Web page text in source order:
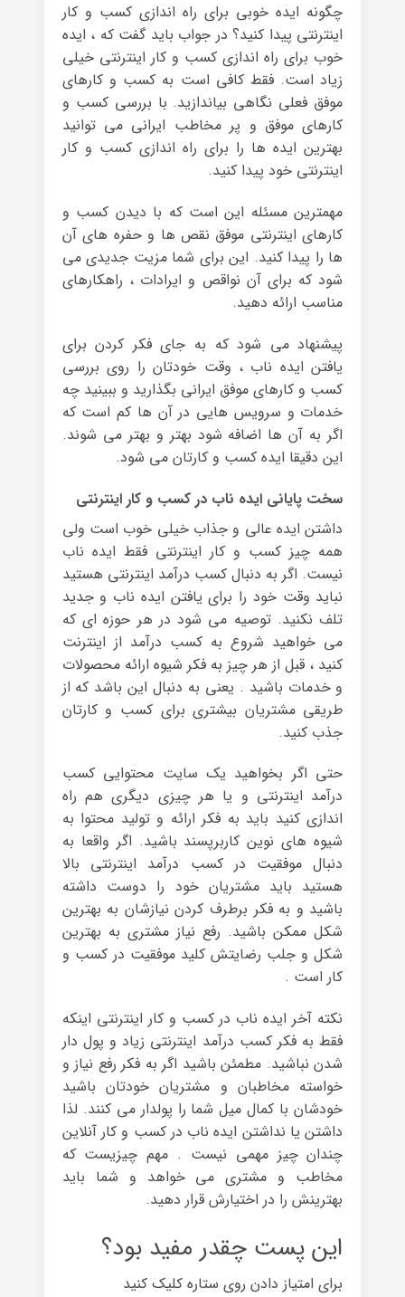
چگونه ایده خوبی برای راه اندازی کسب و کار
اینترنتی پیدا کنید؟ در جواب باید گفت که ، ایده
خوب برای راه اندازی کسب و کار اینترنتی خیلی
زیاد است. فقط کافی است به کسب و کارهای
موفق فعلی نگاهی بیاندازید. با بررسی کسب و
کارهای موفق و پر مخاطب ایرانی می توانید
بهترین ایده ها را برای راه اندازی کسب و کار
اینترنتی خود پیدا کنید.
مهمترین مسئله این است که با دیدن کسب و
کارهای اینترنتی موفق نقص ها و حفره های آن
ها را پیدا کنید. این برای شما مزیت جدیدی می
شود که برای آن نواقص و ایرادات ، راهکارهای
مناسب ارائه دهید.
پیشنهاد می شود که به جای فکر کردن برای
یافتن ایده ناب ، وقت خودتان را روی بررسی
کسب و کارهای موفق ایرانی بگذارید و ببینید چه
خدمات و سرویس هایی در آن ها کم است که
اگر به آن ها اضافه شود بهتر و بهتر می شوند.
این دقیقا ایده کسب و کارتان می شود.
سخت پایانی ایده ناب در کسب و کار اینترنتی
داشتن ایده عالی و جذاب خیلی خوب است ولی
همه چیز کسب و کار اینترنتی فقط ایده ناب
نیست. اگر به دنبال کسب درآمد اینترنتی هستید
نباید وقت خود را برای یافتن ایده ناب و جدید
تلف نکنید. توصیه می شود در هر حوزه ای که
می خواهید شروع به کسب درآمد از اینترنت
کنید ، قبل از هر چیز به فکر شیوه ارائه محصولات
و خدمات باشید . یعنی به دنبال این باشد که از
طریقی مشتریان بیشتری برای کسب و کارتان
جذب کنید.
حتی اگر بخواهید یک سایت محتوایی کسب
درآمد اینترنتی و یا هر چیزی دیگری هم راه
اندازی کنید باید به فکر ارائه و تولید محتوا به
شیوه های نوین کاربرپسند باشید. اگر واقعا به
دنبال موفقیت در کسب درآمد اینترنتی بالا
هستید باید مشتریان خود را دوست داشته
باشید و به فکر برطرف کردن نیازشان به بهترین
شکل ممکن باشید. رفع نیاز مشتری به بهترین
شکل و جلب رضایتش کلید موفقیت در کسب و
کار است .
نکته آخر ایده ناب در کسب و کار اینترنتی اینکه
فقط به فکر کسب درآمد اینترنتی زیاد و پول دار
شدن نباشید. مطمئن باشید اگر به فکر رفع نیاز و
خواسته مخاطبان و مشتریان خودتان باشید
خودشان با کمال میل شما را پولدار می کنند. لذا
داشتن یا نداشتن ایده ناب در کسب و کار آنلاین
چندان چیز مهمی نیست . مهم چیزیست که
مخاطب و مشتری می خواهد و شما باید
بهترینش را در اختیارش قرار دهید.
این پست چقدر مفید بود؟
برای امتیاز دادن روی ستاره کلیک کنید